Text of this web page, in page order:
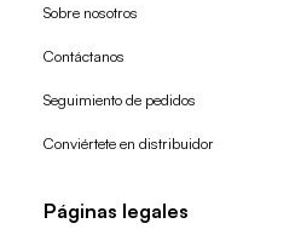
Sobre nosotros
Contáctanos
Seguimiento de pedidos
Conviértete en distribuidor
Páginas legales